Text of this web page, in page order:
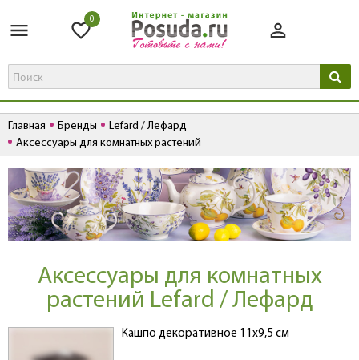
0
Главная Бренды
Lefard / Лефард
Аксессуары для комнатных растений
Аксессуары для комнатных
растений Lefard / Лефард
Кашпо декоративное 11х9,5 см